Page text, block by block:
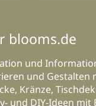
blooms.de
und
und Gestalten
Kränze,
und DIY-Ideen